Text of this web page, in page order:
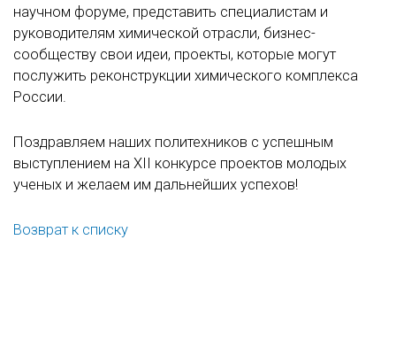
научном форуме, представить специалистам и
руководителям химической отрасли, бизнес-
сообществу свои идеи, проекты, которые могут
послужить реконструкции химического комплекса
России.
Поздравляем наших политехников с успешным
выступлением на XII конкурсе проектов молодых
ученых и желаем им дальнейших успехов!
Возврат к списку